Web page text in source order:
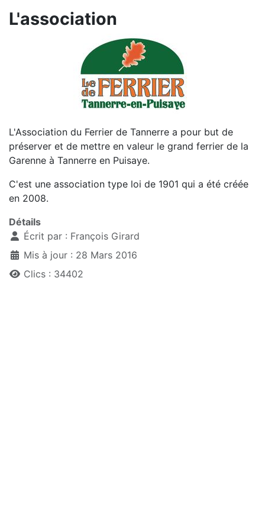
L'association
L'Association du Ferrier de Tannerre a pour but de
préserver et de mettre en valeur le grand ferrier de la
Garenne à Tannerre en Puisaye.
C'est une association type loi de 1901 qui a été créée
en 2008.
Détails
Écrit par : François Girard
Mis à jour : 28 Mars 2016
Clics : 34402